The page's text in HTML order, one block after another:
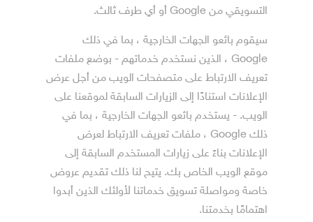
التسويقي من Google أو أي طرف ثالث.
سيقوم بائعو الجهات الخارجية ، بما في ذلك
Google ، الذين نستخدم خدماتهم - بوضع ملفات
تعريف الارتباط على متصفحات الويب من أجل عرض
الإعلانات استنادًا إلى الزيارات السابقة لموقعنا على
الويب. - يستخدم بائعو الجهات الخارجية ، بما في
ذلك Google ، ملفات تعريف الارتباط لعرض
الإعلانات بناءً على زيارات المستخدم السابقة إلى
موقع الويب الخاص بك. يتيح لنا ذلك تقديم عروض
خاصة ومواصلة تسويق خدماتنا لأولئك الذين أبدوا
اهتمامًا بخدمتنا.